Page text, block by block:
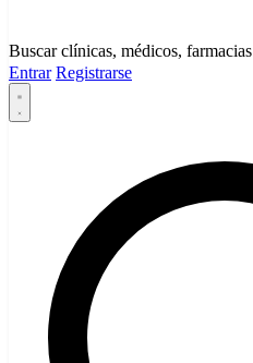
Buscar clínicas, médicos, farmacias
Entrar Registrarse